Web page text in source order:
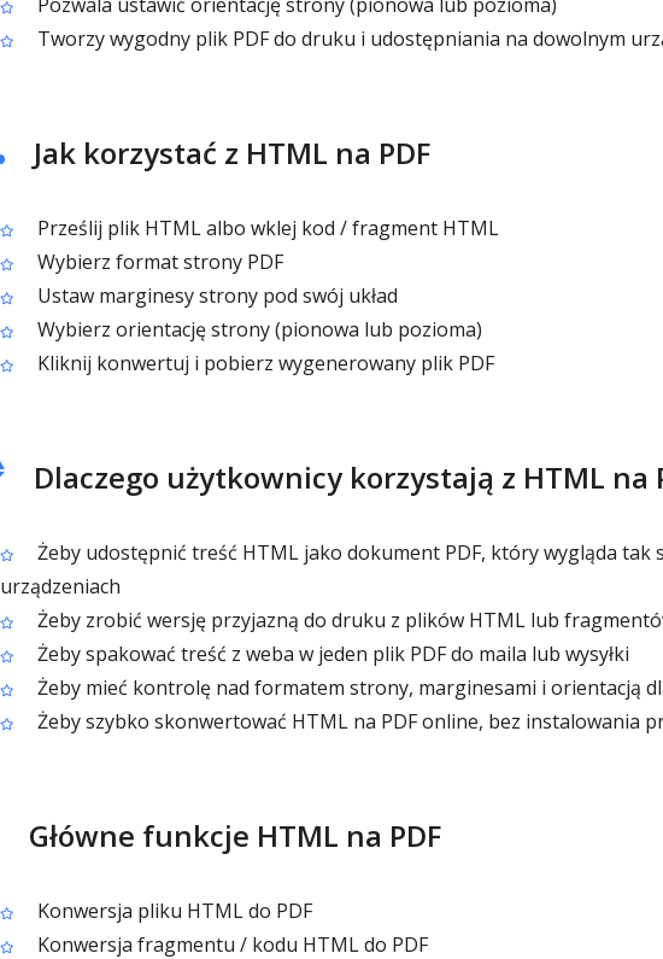
Tworzy wygodny plik PDF do druku i udostępniania na dowolnym
Jak korzystać z HTML na PDF
Prześlij plik HTML albo wklej kod / fragment HTML
Wybierz format strony PDF
Ustaw marginesy strony pod swój układ
Wybierz orientację strony (pionowa lub pozioma)
Kliknij konwertuj i pobierz wygenerowany plik PDF
Dlaczego użytkownicy korzystają z HTML na
Żeby udostępnić treść HTML jako dokument PDF, który wygląda tak
urządzeniach
Żeby zrobić wersję przyjazną do druku z plików HTML lub
Żeby spakować treść z weba w jeden plik PDF do maila lub wysyłki
Żeby mieć kontrolę nad formatem strony, marginesami i orientacją
Żeby szybko skonwertować HTML na PDF online, bez instalowania
Główne funkcje HTML na PDF
Konwersja pliku HTML do PDF
Konwersja fragmentu / kodu HTML do PDF